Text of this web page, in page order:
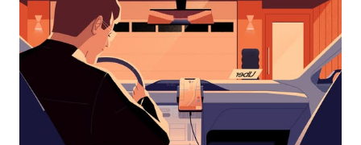
calendrier
et
sélectionner
une
date.
Appuyez